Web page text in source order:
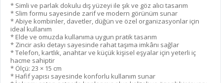
* Simli ve parlak dokulu dış yüzeyi ile şık ve göz alıcı tasarım
* Slim formu sayesinde zarif ve modern görünüm sunar
* Abiye kombinler, davetler, düğün ve özel organizasyonlar için
ideal kullanım
* Elde ve omuzda kullanıma uygun pratik tasarım
* Zincir askı detayı sayesinde rahat taşıma imkânı sağlar
* Telefon, kartlık, anahtar ve küçük kişisel eşyalar için yeterli iç
hacme sahiptir
* Ölçü: 23 × 15 cm
* Hafif yapısı sayesinde konforlu kullanım sunar